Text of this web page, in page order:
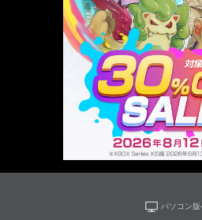
パソコン版